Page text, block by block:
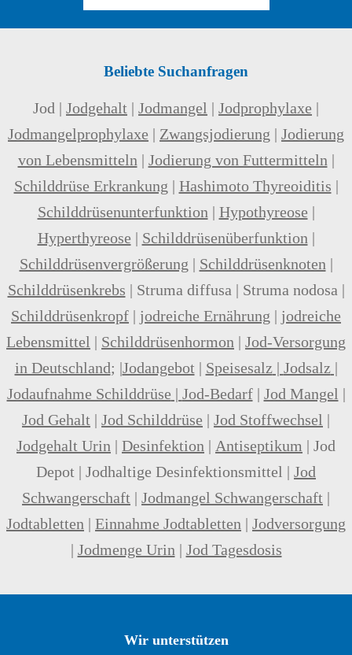
Beliebte Suchanfragen
Jod | Jodgehalt | Jodmangel | Jodprophylaxe |
Jodmangelprophylaxe | Zwangsjodierung | Jodierung
von Lebensmitteln | Jodierung von Futtermitteln |
Schilddrüse Erkrankung | Hashimoto Thyreoiditis |
Schilddrüsenunterfunktion | Hypothyreose |
Hyperthyreose | Schilddrüsenüberfunktion |
Schilddrüsenvergrößerung | Schilddrüsenknoten |
Schilddrüsenkrebs | Struma diffusa | Struma nodosa |
Schilddrüsenkropf | jodreiche Ernährung | jodreiche
Lebensmittel | Schilddrüsenhormon | Jod-Versorgung
in Deutschland; |Jodangebot | Speisesalz| Jodsalz|
Jodaufnahme Schilddrüse | Jod-Bedarf| Jod Mangel |
Jod Gehalt | Jod Schilddrüse | Jod Stoffwechsel |
Jodgehalt Urin | Desinfektion | Antiseptikum | Jod
Depot | Jodhaltige Desinfektionsmittel | Jod
Schwangerschaft | Jodmangel Schwangerschaft |
Jodtabletten | Einnahme Jodtabletten | Jodversorgung
| Jodmenge Urin | Jod Tagesdosis
Wir unterstützen